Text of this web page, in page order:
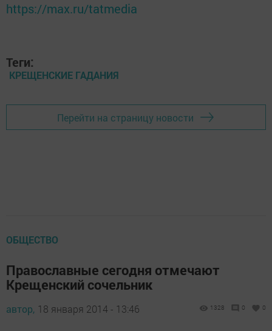
https://max.ru/tatmedia
Теги:
КРЕЩЕНСКИЕ ГАДАНИЯ
Перейти на страницу новости
ОБЩЕСТВО
Православные сегодня отмечают
Крещенский сочельник
автор, 18 января 2014 - 13:46 1328 0 0